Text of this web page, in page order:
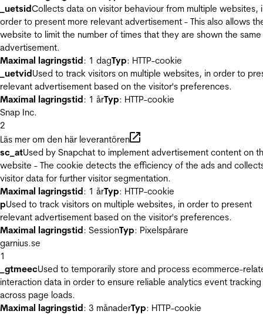
_uetsidCollects data on visitor behaviour from multiple websites,
order to present more relevant advertisement - This also allows
website to limit the number of times that they are shown the same
advertisement.
Maximal lagringstid: 1 dagTyp: HTTP-cookie
_uetvidUsed to track visitors on multiple websites, in order to
relevant advertisement based on the visitor's preferences.
Maximal lagringstid: 1 årTyp: HTTP-cookie
Snap Inc.
2
Läs mer om den här leverantören
sc_atUsed by Snapchat to implement advertisement content on
website - The cookie detects the efficiency of the ads and
visitor data for further visitor segmentation.
Maximal lagringstid: 1 årTyp: HTTP-cookie
pUsed to track visitors on multiple websites, in order to present
relevant advertisement based on the visitor's preferences.
Maximal lagringstid: SessionTyp: Pixelspårare
garnius.se
1
_gtmeecUsed to temporarily store and process ecommerce-
interaction data in order to ensure reliable analytics event tracking
across page loads.
Maximal lagringstid: 3 månaderTyp: HTTP-cookie